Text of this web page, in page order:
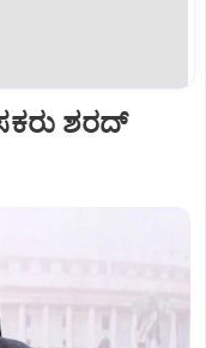
ಶರದ್‌